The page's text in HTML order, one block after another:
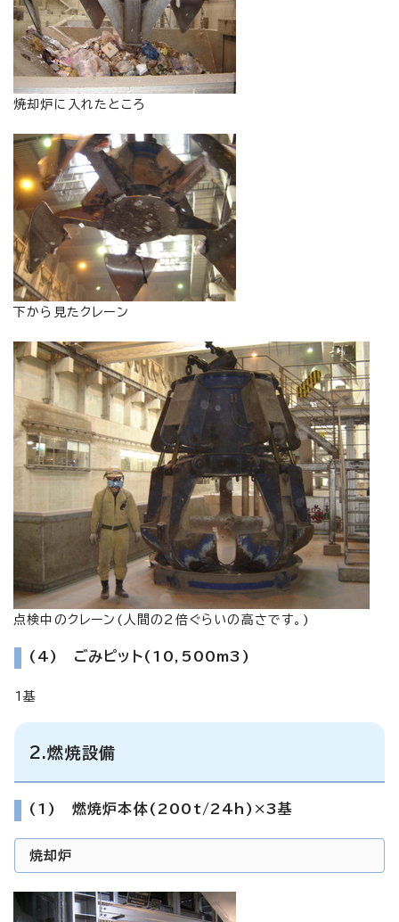
焼却炉に入れたところ
下から見たクレーン
点検中のクレーン(人間の2倍ぐらいの高さです。)
(4) ごみピット(10,500m3)
1基
2.燃焼設備
(1) 燃焼炉本体(200t/24h)×3基
焼却炉